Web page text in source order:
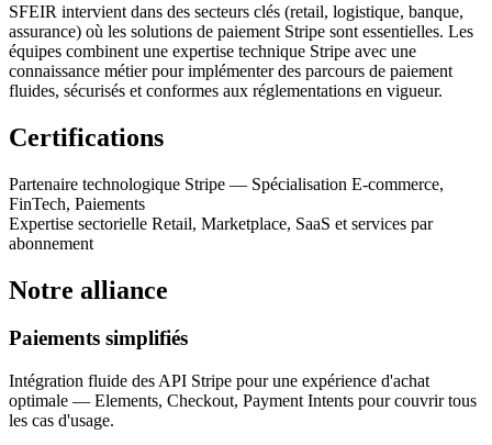
SFEIR intervient dans des secteurs clés (retail, logistique, banque,
assurance) où les solutions de paiement Stripe sont essentielles. Les
équipes combinent une expertise technique Stripe avec une
connaissance métier pour implémenter des parcours de paiement
fluides, sécurisés et conformes aux réglementations en vigueur.
Certifications
Partenaire technologique Stripe — Spécialisation E-commerce,
FinTech, Paiements
Expertise sectorielle Retail, Marketplace, SaaS et services par
abonnement
Notre alliance
Paiements simplifiés
Intégration fluide des API Stripe pour une expérience d'achat
optimale — Elements, Checkout, Payment Intents pour couvrir tous
les cas d'usage.